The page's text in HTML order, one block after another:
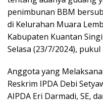
penimbunan BBM
di Kelurahan Muara
Kabupaten Kuantan
Selasa (23/7/2024), pukul
Anggota yang
Reskrim IPDA Debi
AIPDA Eri Darmadi, SE,